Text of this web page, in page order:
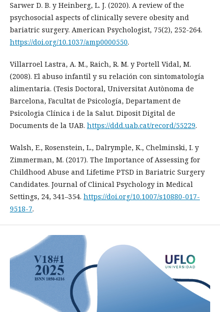
Sarwer D. B. y Heinberg, L. J. (2020). A review of the
psychosocial aspects of clinically severe obesity and
bariatric surgery. American Psychologist, 75(2), 252-264.
https://doi.org/10.1037/amp0000550.
Villarroel Lastra, A. M., Raich, R. M. y Portell Vidal, M.
(2008). El abuso infantil y su relación con sintomatología
alimentaria. (Tesis Doctoral, Universitat Autònoma de
Barcelona, Facultat de Psicología, Departament de
Psicologia Clínica i de la Salut. Diposit Digital de
Documents de la UAB. https://ddd.uab.cat/record/55229.
Walsh, E., Rosenstein, L., Dalrymple, K., Chelminski, I. y
Zimmerman, M. (2017). The Importance of Assessing for
Childhood Abuse and Lifetime PTSD in Bariatric Surgery
Candidates. Journal of Clinical Psychology in Medical
Settings, 24, 341–354. https://doi.org/10.1007/s10880-017-
9518-7.